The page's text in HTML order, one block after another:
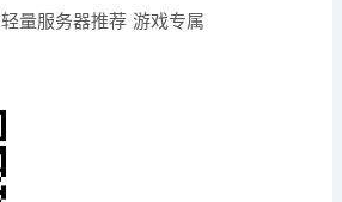
轻量服务器推荐 游戏专属